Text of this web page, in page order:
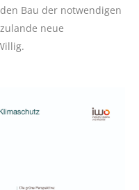
Bau der notwendigen
neue